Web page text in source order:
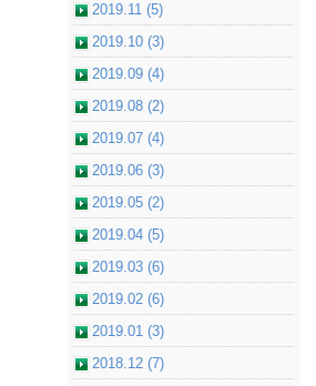
2019.11 (5)
2019.10 (3)
2019.09 (4)
2019.08 (2)
2019.07 (4)
2019.06 (3)
2019.05 (2)
2019.04 (5)
2019.03 (6)
2019.02 (6)
2019.01 (3)
2018.12 (7)